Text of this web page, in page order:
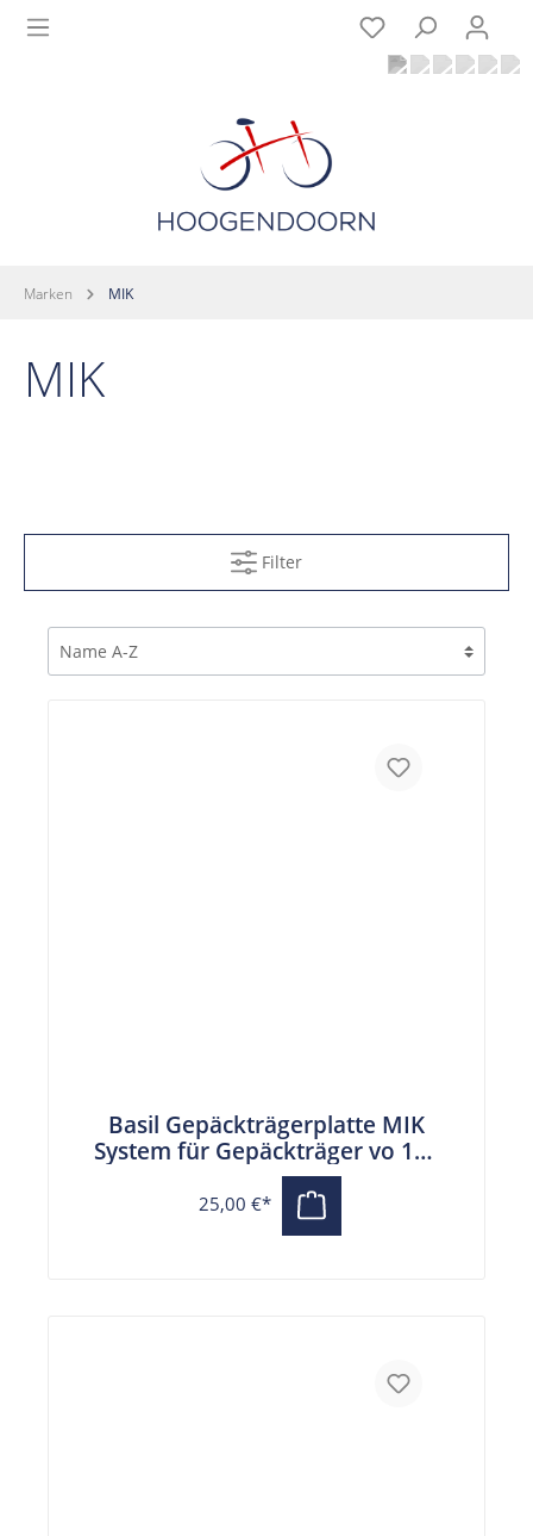
Marken MIK
MIK
Filter
Basil Gepäckträgerplatte MIK
System für Gepäckträger vo 10 -
17 cm
25,00 €*